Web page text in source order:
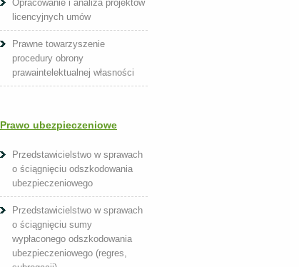
Opracowanie i analiza projektów
licencyjnych umów
Prawne towarzyszenie
procedury obrony
prawaintelektualnej własności
Prawo ubezpieczeniowe
Przedstawicielstwo w sprawach
o ściągnięciu odszkodowania
ubezpieczeniowego
Przedstawicielstwo w sprawach
o ściągnięciu sumy
wypłaconego odszkodowania
ubezpieczeniowego (regres,